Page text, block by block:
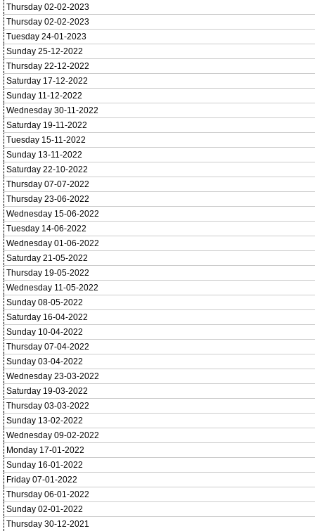
Thursday 02-02-2023
Thursday 02-02-2023
Tuesday 24-01-2023
Sunday 25-12-2022
Thursday 22-12-2022
Saturday 17-12-2022
Sunday 11-12-2022
Wednesday 30-11-2022
Saturday 19-11-2022
Tuesday 15-11-2022
Sunday 13-11-2022
Saturday 22-10-2022
Thursday 07-07-2022
Thursday 23-06-2022
Wednesday 15-06-2022
Tuesday 14-06-2022
Wednesday 01-06-2022
Saturday 21-05-2022
Thursday 19-05-2022
Wednesday 11-05-2022
Sunday 08-05-2022
Saturday 16-04-2022
Sunday 10-04-2022
Thursday 07-04-2022
Sunday 03-04-2022
Wednesday 23-03-2022
Saturday 19-03-2022
Thursday 03-03-2022
Sunday 13-02-2022
Wednesday 09-02-2022
Monday 17-01-2022
Sunday 16-01-2022
Friday 07-01-2022
Thursday 06-01-2022
Sunday 02-01-2022
Thursday 30-12-2021